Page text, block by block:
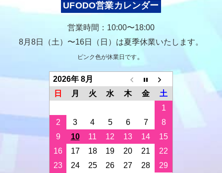
UFODO営業カレンダー
営業時間：10:00〜18:00
8月8日（土）〜16日（日）は夏季休業いたします。
ピンク色が休業日です。
2026年 8月
日
月 火 水 木 金
土
1
2
3 4 5 6 7
8
9
10 11 12 13 14
15
16
17 18 19 20 21
22
23
24 25 26 27 28
29